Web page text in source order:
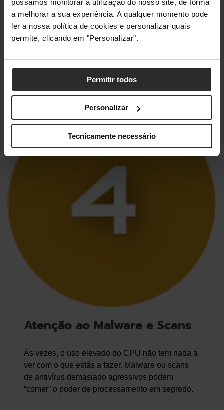
possamos monitorar a utilização do nosso site, de forma
a melhorar a sua experiência. A qualquer momento pode
ler a nossa política de cookies e personalizar quais
permite, clicando em "Personalizar".
Permitir todos
Personalizar
Tecnicamente necessário
rápida que podes ter. E vamos ser honestos: não
precisas de três softwares de RGB diferentes a
correr ao mesmo tempo. “Ah, mas os meus
periféricos são de marcas diferentes!” – Calma,
Atenção ao Malware e Scans
Às vezes, o uso elevado do CPU não tem nada a
ver com o que estás a fazer. Malware ou scans
de antivírus demasiado agressivos podem
“comer” o poder de processamento em segredo.